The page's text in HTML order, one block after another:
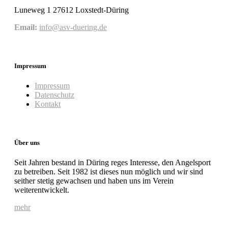
Luneweg 1 27612 Loxstedt-Düring
Email: info@asv-duering.de
Impressum
Impressum
Datenschutz
Kontakt
Über uns
Seit Jahren bestand in Düring reges Interesse, den Angelsport
zu betreiben. Seit 1982 ist dieses nun möglich und wir sind
seither stetig gewachsen und haben uns im Verein
weiterentwickelt.
mehr